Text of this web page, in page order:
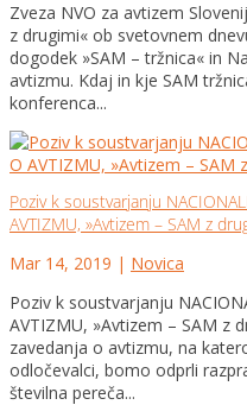
Zveza NVO za avtizem
z drugimi« ob svetovnem
dogodek »SAM – tržnica« in
avtizmu. Kdaj in kje SAM
konferenca...
Poziv k soustvarjanju
AVTIZMU, »Avtizem – SAM z
Mar 14, 2019 | Novica
Poziv k soustvarjanju
AVTIZMU, »Avtizem – SAM z
zavedanja o avtizmu, na
odločevalci, bomo odprli
številna pereča...